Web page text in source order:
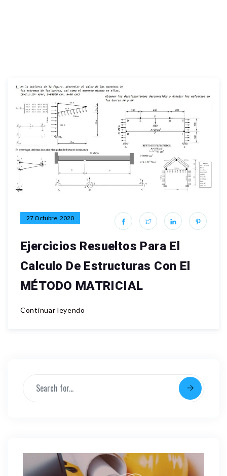
27 Octubre, 2020
Ejercicios Resueltos Para El
Calculo De Estructuras Con El
MÉTODO MATRICIAL
Continuar leyendo